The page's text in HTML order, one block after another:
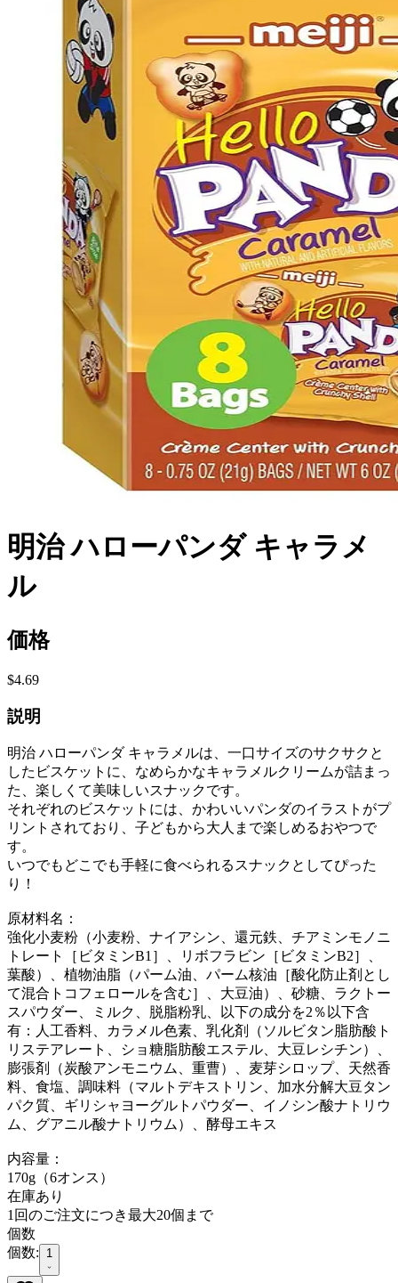
明治 ハローパンダ キャラメ
ル
価格
$4.69
説明
明治 ハローパンダ キャラメルは、一口サイズのサクサクと
したビスケットに、なめらかなキャラメルクリームが詰まっ
た、楽しくて美味しいスナックです。
それぞれのビスケットには、かわいいパンダのイラストがプ
リントされており、子どもから大人まで楽しめるおやつで
す。
いつでもどこでも手軽に食べられるスナックとしてぴった
り！
原材料名：
強化小麦粉（小麦粉、ナイアシン、還元鉄、チアミンモノニ
トレート［ビタミンB1］、リボフラビン［ビタミンB2］、
葉酸）、植物油脂（パーム油、パーム核油［酸化防止剤とし
て混合トコフェロールを含む］、大豆油）、砂糖、ラクトー
スパウダー、ミルク、脱脂粉乳、以下の成分を2％以下含
有：人工香料、カラメル色素、乳化剤（ソルビタン脂肪酸ト
リステアレート、ショ糖脂肪酸エステル、大豆レシチン）、
膨張剤（炭酸アンモニウム、重曹）、麦芽シロップ、天然香
料、食塩、調味料（マルトデキストリン、加水分解大豆タン
パク質、ギリシャヨーグルトパウダー、イノシン酸ナトリウ
ム、グアニル酸ナトリウム）、酵母エキス
内容量：
170g（6オンス）
在庫あり
1回のご注文につき最大20個まで
個数
個数:
1